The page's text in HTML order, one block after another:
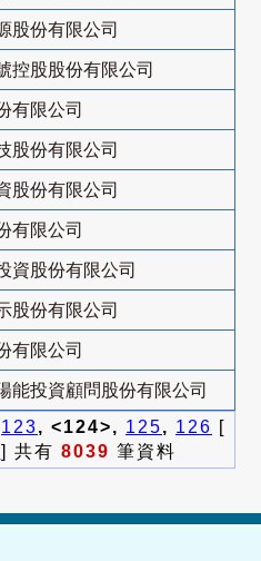
股份有限公司
控股股份有限公司
有限公司
股份有限公司
股份有限公司
有限公司
資股份有限公司
股份有限公司
有限公司
能投資顧問股份有限公司
123, <124>, 125, 126 [
] 共有 8039 筆資料